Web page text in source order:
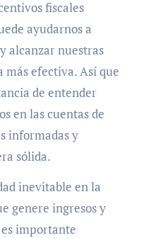
fiscales
ayudarnos a
alcanzar nuestras
más efectiva. Así que
de entender
en las cuentas de
informadas y
sólida.
inevitable en la
genere ingresos y
importante